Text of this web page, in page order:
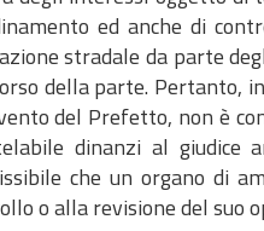
ed anche di
stradale da parte
della parte. Pertanto,
del Prefetto, non è
dinanzi al giudice
che un organo di
o alla revisione del suo